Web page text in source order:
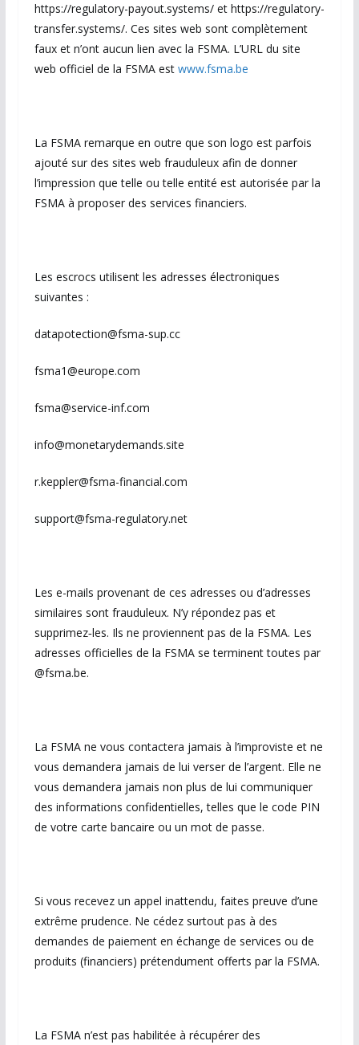
https://regulatory-payout.systems/ et https://regulatory-
transfer.systems/. Ces sites web sont complètement
faux et n’ont aucun lien avec la FSMA. L’URL du site
web officiel de la FSMA est www.fsma.be
La FSMA remarque en outre que son logo est parfois
ajouté sur des sites web frauduleux afin de donner
l’impression que telle ou telle entité est autorisée par la
FSMA à proposer des services financiers.
Les escrocs utilisent les adresses électroniques
suivantes :
datapotection@fsma-sup.cc
fsma1@europe.com
fsma@service-inf.com
info@monetarydemands.site
r.keppler@fsma-financial.com
support@fsma-regulatory.net
Les e-mails provenant de ces adresses ou d’adresses
similaires sont frauduleux. N’y répondez pas et
supprimez‑les. Ils ne proviennent pas de la FSMA. Les
adresses officielles de la FSMA se terminent toutes par
@fsma.be.
La FSMA ne vous contactera jamais à l’improviste et ne
vous demandera jamais de lui verser de l’argent. Elle ne
vous demandera jamais non plus de lui communiquer
des informations confidentielles, telles que le code PIN
de votre carte bancaire ou un mot de passe.
Si vous recevez un appel inattendu, faites preuve d’une
extrême prudence. Ne cédez surtout pas à des
demandes de paiement en échange de services ou de
produits (financiers) prétendument offerts par la FSMA.
La FSMA n’est pas habilitée à récupérer des